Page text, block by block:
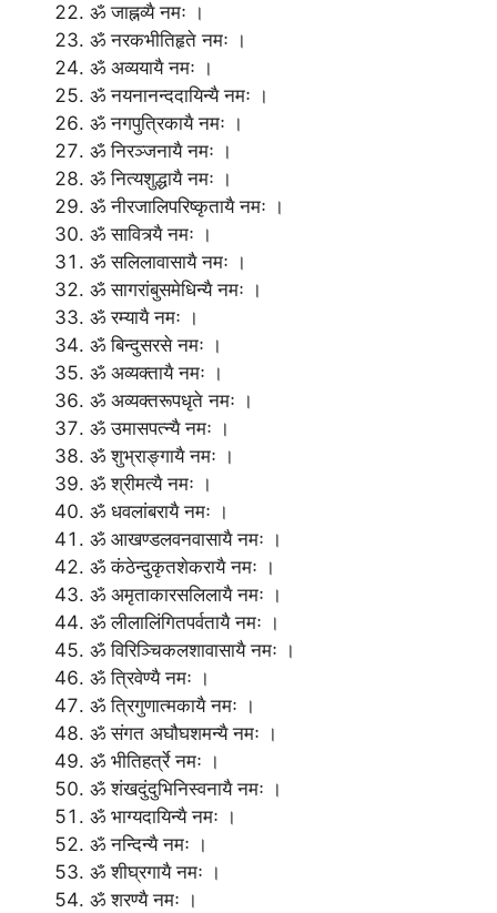
ॐ जाह्नव्यै नमः ।
ॐ नरकभीतिहृते नमः ।
ॐ अव्ययायै नमः ।
ॐ नयनानन्ददायिन्यै नमः ।
ॐ नगपुत्रिकायै नमः ।
ॐ निरञ्जनायै नमः ।
ॐ नित्यशुद्धायै नमः ।
ॐ नीरजालिपरिष्कृतायै नमः ।
ॐ सावित्र्यै नमः ।
ॐ सलिलावासायै नमः ।
ॐ सागरांबुसमेधिन्यै नमः ।
ॐ रम्यायै नमः ।
ॐ बिन्दुसरसे नमः ।
ॐ अव्यक्तायै नमः ।
ॐ अव्यक्तरूपधृते नमः ।
ॐ उमासपत्न्यै नमः ।
ॐ शुभ्राङ्गायै नमः ।
ॐ श्रीमत्यै नमः ।
ॐ धवलांबरायै नमः ।
ॐ आखण्डलवनवासायै नमः ।
ॐ कंठेन्दुकृतशेकरायै नमः ।
ॐ अमृताकारसलिलायै नमः ।
ॐ लीलालिंगितपर्वतायै नमः ।
ॐ विरिञ्चिकलशावासायै नमः ।
ॐ त्रिवेण्यै नमः ।
ॐ त्रिगुणात्मकायै नमः ।
ॐ संगत अघौघशमन्यै नमः ।
ॐ भीतिहर्त्रे नमः ।
ॐ शंखदुंदुभिनिस्वनायै नमः ।
ॐ भाग्यदायिन्यै नमः ।
ॐ नन्दिन्यै नमः ।
ॐ शीघ्रगायै नमः ।
ॐ शरण्यै नमः ।